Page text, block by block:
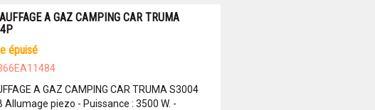
A GAZ CAMPING CAR TRUMA
épuisé
A GAZ CAMPING CAR TRUMA S3004
Allumage piezo - Puissance : 3500 W. -